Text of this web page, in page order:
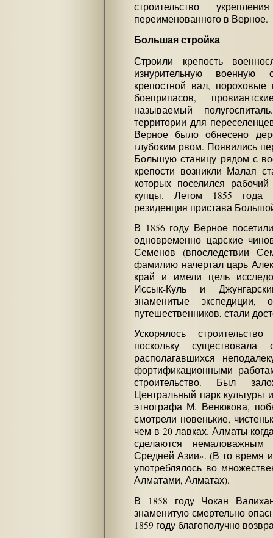
строительство
переименованного в Верное.
Большая стройка
Строили крепость
изнурительную военную
крепостной вал,
боеприпасов,
называемый
территории для
Верное было обнесено
глубоким рвом. Появились
Большую станицу рядом с
крепости возникли Малая
которых поселился
купцы. Летом 1855
резиденция пристава
В 1856 году Верное
одновременно царские
Семенов (впоследствии
фамилию начертал царь
край и имели цель
Иссык-Куль и
знаменитые
путешественников, стали
Ускорялось
поскольку существовала
располагавшихся
фортификационными
строительство. Был
Центральный парк культуры
этнографа М. Венюкова,
смотрели новенькие,
чем в 20 лавках. Алматы
сделаются
Средней Азии». (В то время
употреблялось во
Алматами, Алматах).
В 1858 году Чокан
знаменитую смертельно
1859 году благополучно